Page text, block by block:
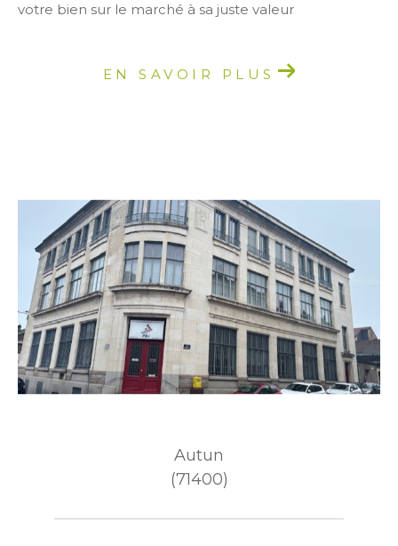
votre bien sur le marché à sa juste valeur
EN SAVOIR PLUS
Autun
(71400)